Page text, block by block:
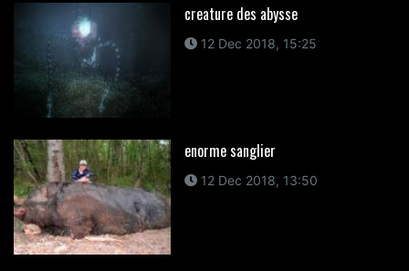
creature des abysse
12 Dec 2018, 15:25
enorme sanglier
12 Dec 2018, 13:50